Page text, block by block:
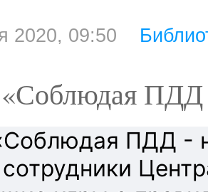
2020, 09:50
ПДД
ПДД -